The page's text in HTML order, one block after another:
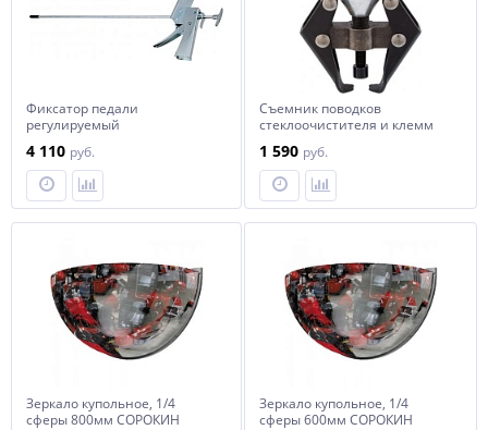
Фиксатор педали
регулируемый
4 110 руб.
Съемник поводков
стеклоочистителя и клемм
СТАНКОИМПОРТ
1 590 руб.
Зеркало купольное, 1/4
сферы 800мм СОРОКИН
Зеркало купольное, 1/4
сферы 600мм СОРОКИН